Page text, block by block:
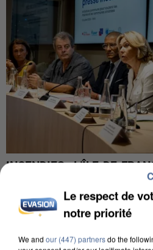
INCENDIES : L’ÎLE-DE-
DE SOLIDARITÉ AVEC LES...
Le respect de
notre priorité
We and our (447) partnersdo the